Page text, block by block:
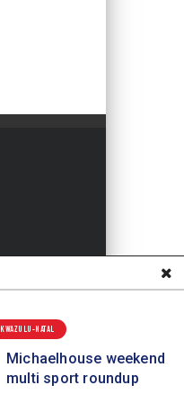
KWAZULU-NATAL
Michaelhouse weekend
multi sport roundup